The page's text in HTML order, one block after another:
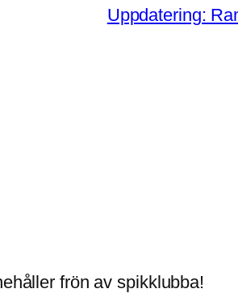
Uppdatering:
frön av spikklubba!